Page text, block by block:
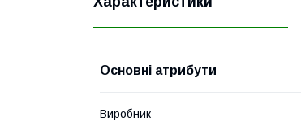
Основні атрибути
Виробник